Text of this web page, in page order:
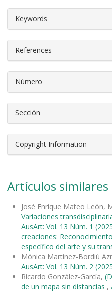
Keywords
References
Número
Sección
Copyright Information
Artículos similares
José Enrique Mateo León,
Variaciones
AusArt: Vol. 13 Núm. 1
creaciones:
específico del arte y su
Mónica Martínez-Bordiú
AusArt: Vol. 13 Núm. 2
Ricardo González-García,
de un mapa sin distancias ,